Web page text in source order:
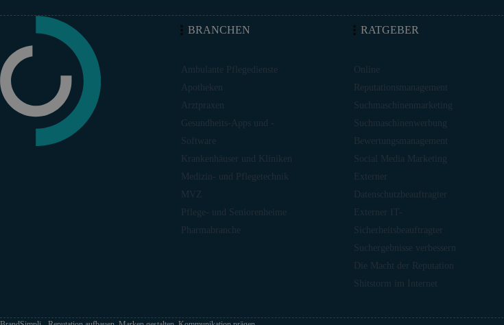
BRANCHEN
Ambulante Pflegedienste
Apotheken
Arztpraxen
Gesundheits-Apps und -
Software
Krankenhäuser und Kliniken
Medizin- und Pflegetechnik
MVZ
Pflege- und Seniorenheime
Pharmabranche
RATGEBER
Online
Reputationsmanagement
Suchmaschinenmarketing
Suchmaschinenwerbung
Bewertungsmanagement
Social Media Marketing
Externer
Datenschutzbeauftragter
Externer IT-
Sicherheitsbeauftragter
Suchergebnisse verbessern
Die Macht der Reputation
Shitstorm im Internet